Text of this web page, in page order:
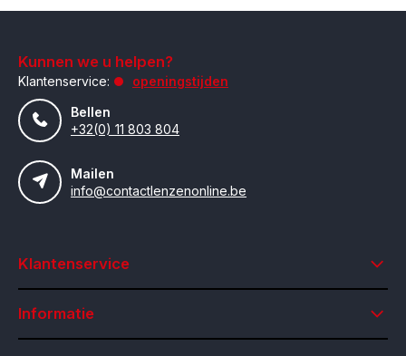
Kunnen we u helpen?
Klantenservice:
openingstijden
Bellen
+32(0) 11 803 804
Mailen
info@contactlenzenonline.be
Klantenservice
Informatie